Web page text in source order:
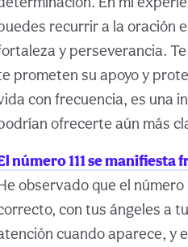
recurrir a la oración
y perseverancia.
prometen su apoyo y
con frecuencia, es una
ofrecerte aún más
número 111 se
observado que el
con tus ángeles a
cuando aparece, y